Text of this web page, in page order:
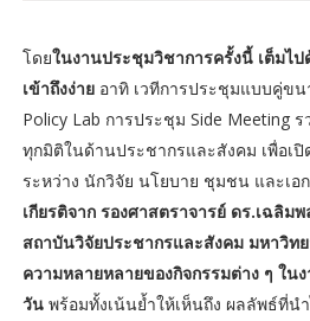
โดยในงานประชุมวิชาการครั้งนี้ เต็มไ
เข้าถึงง่าย อาทิ เวทีการประชุมแบบคู่ข
Policy Lab การประชุม Side Meeting
ทุกมิติในด้านประชากรและสังคม เพื่อเ
ระหว่าง นักวิจัย นโยบาย ชุมชน และเอ
เกียรติจาก รองศาสตราจารย์ ดร.เฉลิม
สถาบันวิจัยประชากรและสังคม มหาวิท
ความหลายหลายของกิจกรรมต่าง ๆ ใน
วัน พร้อมทั้งเน้นย้ำให้เห็นถึง ผลลัพธ์ที่น